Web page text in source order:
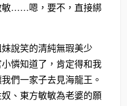
敏……嗯，要不，直接綁
說笑的清純無瑕美少
憐知道了，肯定得和我
們一家子去見海龍王。
、東方敏敏為老婆的願